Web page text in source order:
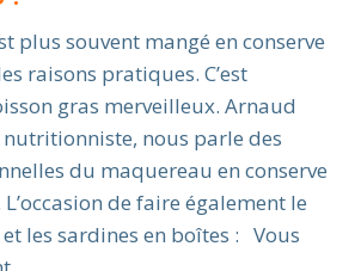
plus souvent mangé en conserve
raisons pratiques. C’est
gras merveilleux. Arnaud
nous parle des
du maquereau en conserve
de faire également le
les sardines en boîtes : Vous